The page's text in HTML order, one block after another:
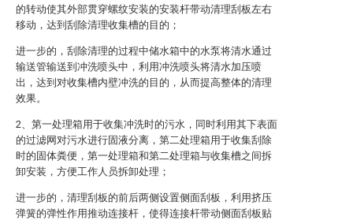
的转动使其外部贯穿螺纹安装的安装杆带动清理刮板左右
移动，达到刮除清理收集槽的目的；
进一步的，刮除清理的过程中储水箱中的水泵将清水通过
输送管输送到冲洗喷头中，利用冲洗喷头将清水加压喷
出，达到对收集槽内壁冲洗的目的，从而提高整体的清理
效果。
2、第一处理箱用于收集冲洗时的污水，同时利用其下表面
的过滤网对污水进行固液分离，第二处理箱用于收集刮除
时的固体粪便，第一处理箱和第二处理箱与收集槽之间拆
卸安装，方便工作人员拆卸处理；
进一步的，清理刮板的前后两侧设置侧面刮板，利用挤压
弹簧的弹性作用推动连接杆，使得连接杆带动侧面刮板贴